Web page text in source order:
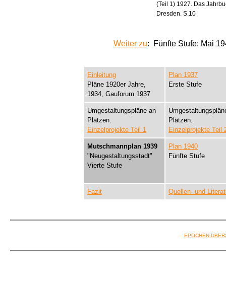
(Teil 1) 1927. Das
Dresden. S.10
Weiter zu: Fünfte Stufe: Mai
Einleitung
Pläne 1920er Jahre,
1934, Gauforum 1937
Plan 1937
Erste Stufe
Umgestaltungspläne an
Plätzen.
Einzelprojekte Teil 1
Plätzen.
Einzelprojekte Teil
Mutschmannplan 1939
"Neugestaltungsstadt"
Vierte Stufe
Plan 1940
Fünfte Stufe
Fazit Quellen- und
EPOCHEN-